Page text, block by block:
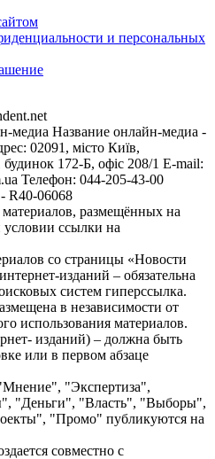
и персональных
медиа Название онлайн-медиа -
02091, місто Київ,
172-Б, офіс 208/1 E-mail:
Телефон: 044-205-43-00
R40-06068
размещённых на
условии ссылки на
со страницы «Новости
изданий – обязательна
систем гиперссылка.
в независимости от
использования материалов.
изданий) – должна быть
или в первом абзаце
"Экспертиза",
"Деньги", "Власть", "Выборы",
"Промо" публикуются на
совместно с